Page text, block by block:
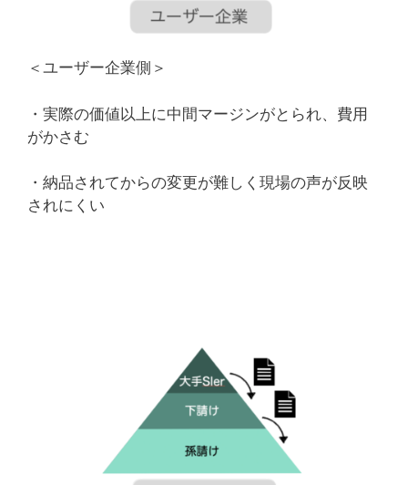
＜ユーザー企業側＞
・実際の価値以上に中間マージンがとられ、費用
がかさむ
・納品されてからの変更が難しく現場の声が反映
されにくい